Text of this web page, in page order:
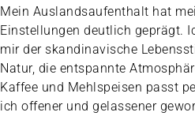
Mein Auslandsaufenthalt hat
Einstellungen deutlich geprägt.
mir der skandinavische
Natur, die entspannte
Kaffee und Mehlspeisen passt
ich offener und gelassener